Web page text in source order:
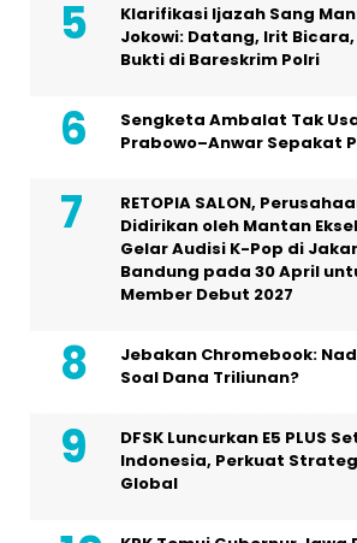
Klarifikasi Ijazah Sang
Jokowi: Datang, Irit
Bukti di Bareskrim Polri
Sengketa Ambalat Tak
Prabowo–Anwar Sepakat
RETOPIA SALON,
Didirikan oleh Mantan
Gelar Audisi K-Pop di
Bandung pada 30 April
Member Debut 2027
Jebakan Chromebook:
Soal Dana Triliunan?
DFSK Luncurkan E5 PLUS
Indonesia, Perkuat
Global